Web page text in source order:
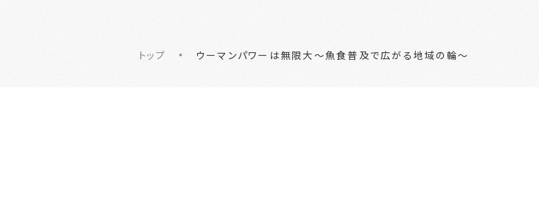
トップ ウーマンパワーは無限大～魚食普及で広がる地域の輪～